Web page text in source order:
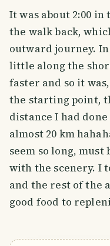
It was about 2:00
the walk back,
outward journey.
little along the
faster and so it
the starting point,
distance I had
almost 20 km
seem so long,
with the scenery. I
and the rest of the
good food to